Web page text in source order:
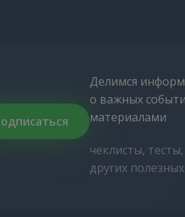
Делимся
о важных
материалами
чеклисты,
других